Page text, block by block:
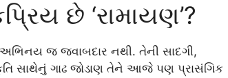
છે ‘રામાયણ’?
અભિનય જ જવાબદાર નથી. તેની સાદગી,
સાથેનું ગાઢ જોડાણ તેને આજે પણ પ્રાસંગિક